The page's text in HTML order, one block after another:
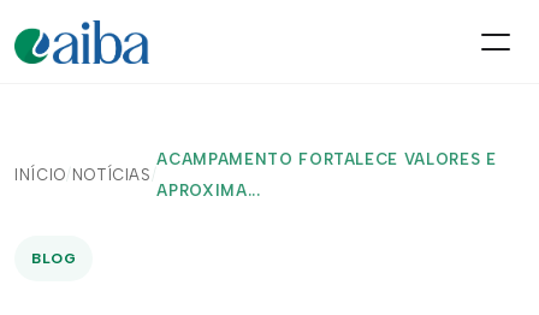
INÍCIO/ NOTÍCIAS /
ACAMPAMENTO FORTALECE VALORES E
APROXIMA...
BLOG